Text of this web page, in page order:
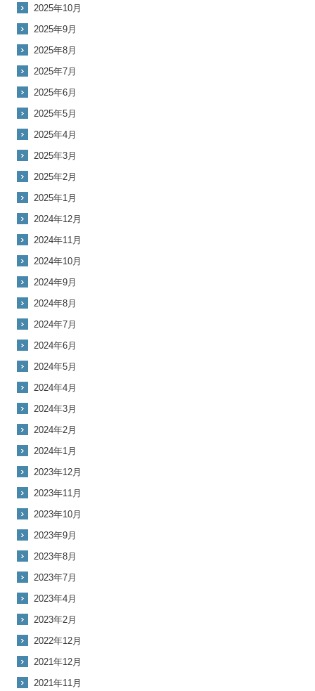
2025年10月
2025年9月
2025年8月
2025年7月
2025年6月
2025年5月
2025年4月
2025年3月
2025年2月
2025年1月
2024年12月
2024年11月
2024年10月
2024年9月
2024年8月
2024年7月
2024年6月
2024年5月
2024年4月
2024年3月
2024年2月
2024年1月
2023年12月
2023年11月
2023年10月
2023年9月
2023年8月
2023年7月
2023年4月
2023年2月
2022年12月
2021年12月
2021年11月